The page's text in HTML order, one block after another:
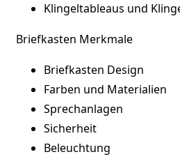
Klingeltableaus und
Briefkasten Merkmale
Briefkasten Design
Farben und Materialien
Sprechanlagen
Sicherheit
Beleuchtung